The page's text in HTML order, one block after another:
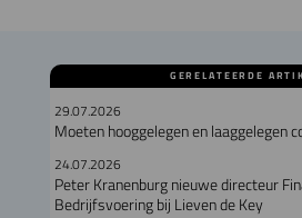
GERELATEERDE
29.07.2026
Moeten hooggelegen en laaggelegen
24.07.2026
Peter Kranenburg nieuwe directeur
Bedrijfsvoering bij Lieven de Key